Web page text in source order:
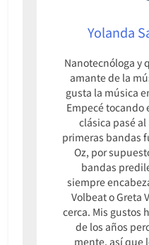
Yolanda
Nanotecnóloga y
amante de la
gusta la música
Empecé tocando
clásica pasé
primeras bandas
Oz, por
bandas
siempre
Volbeat o Greta
cerca. Mis gustos
de los años
mente, así que